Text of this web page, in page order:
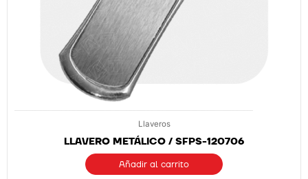
Llaveros
LLAVERO METÁLICO / SFPS-120706
Añadir al carrito